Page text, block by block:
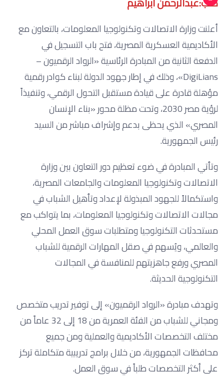
أعلنت وزارة الاتصالات وتكنولوجيا المعلومات، بالتعاون مع
الأكاديمية العسكرية المصرية، فتح باب التسجيل في
الدفعة الثانية من المبادرة الرئاسية «الرواد الرقميون –
DigiLians»، وذلك في إطار جهود الدولة لبناء كوادر رقمية
مؤهلة قادرة على قيادة مستقبل التحول الرقمي، وتنفيذاً
لرؤية مصر 2030، وتحت مظلة محور «بناء الإنسان
المصري» الذي يحظى بدعم وإشراف مباشر من السيد
رئيس الجمهورية.
وتأتي المبادرة في ضوء تعظيم دور التعاون بين وزارة
الاتصالات وتكنولوجيا المعلومات والجامعات المصرية،
واستكمالاً للجهود المبذولة لإعداد وتأهيل الشباب في
مجالات الاتصالات وتكنولوجيا المعلومات، بما يتواكب مع
مستحدثات التكنولوجيا ومتطلبات سوق العمل المحلي
والعالمي، ويُسهم في صقل المهارات الرقمية للشباب
المصري ورفع جاهزيتهم للمنافسة في المجالات
التكنولوجية الحديثة.
وتهدف مبادرة «الرواد الرقميون» إلى توفير تدريب متخصص
ومجاني للشباب من الفئة العمرية من 18 إلى 32 عاماً من
مختلف التخصصات الأكاديمية والعملية ومن جميع
محافظات الجمهورية، من خلال برامج تدريبية متكاملة تركز
على أكثر التخصصات طلباً في سوق العمل.